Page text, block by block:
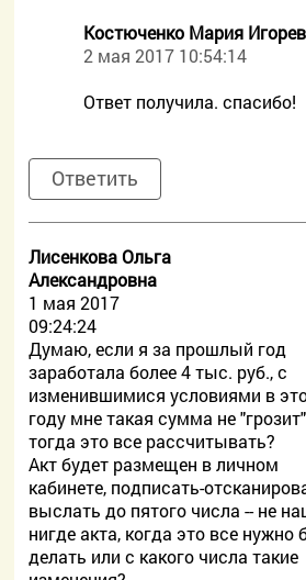
Костюченко Мария
2 мая 2017 10:54:14
Ответ получила. спасибо!
Ответить
Лисенкова Ольга
Александровна
1 мая 2017
09:24:24
Думаю, если я за прошлый год
заработала более 4 тыс. руб., с
изменившимися условиями в
году мне такая сумма не
тогда это все рассчитывать?
Акт будет размещен в личном
кабинете, подписать-
выслать до пятого числа -- не
нигде акта, когда это все нужно
делать или с какого числа такие